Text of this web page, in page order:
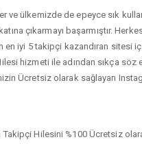
ülkemizde de epeyce sık
katına çıkarmayı
en iyi 5 takipçi kazandıran
hizmeti ile adından sıkça
Ücretsiz olarak sağlayan
Hilesini %100 Ücretsiz